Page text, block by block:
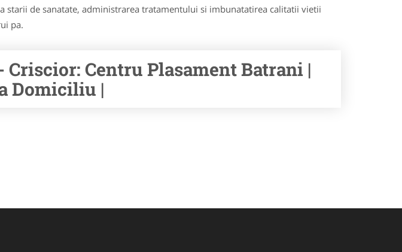
starii de sanatate, administrarea tratamentului si imbunatatirea calitatii vietii
pa.
Criscior: Centru Plasament Batrani |
Domiciliu |